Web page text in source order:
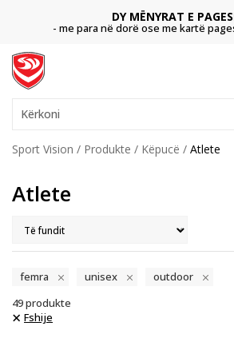
DY MËNYRAT E
- me para në dorë ose me kartë
Kërkoni
Sport Vision Produkte Këpucë Atlete
Atlete
femra unisex
outdoor
49produkte
Fshije